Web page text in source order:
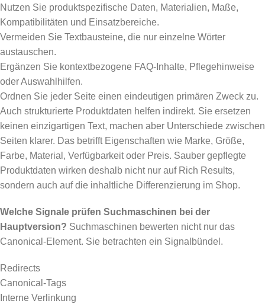
Nutzen Sie produktspezifische Daten, Materialien, Maße,
Kompatibilitäten und Einsatzbereiche.
Vermeiden Sie Textbausteine, die nur einzelne Wörter
austauschen.
Ergänzen Sie kontextbezogene FAQ-Inhalte, Pflegehinweise
oder Auswahlhilfen.
Ordnen Sie jeder Seite einen eindeutigen primären Zweck zu.
Auch strukturierte Produktdaten helfen indirekt. Sie ersetzen
keinen einzigartigen Text, machen aber Unterschiede zwischen
Seiten klarer. Das betrifft Eigenschaften wie Marke, Größe,
Farbe, Material, Verfügbarkeit oder Preis. Sauber gepflegte
Produktdaten wirken deshalb nicht nur auf Rich Results,
sondern auch auf die inhaltliche Differenzierung im Shop.
Welche Signale prüfen Suchmaschinen bei der
Hauptversion? Suchmaschinen bewerten nicht nur das
Canonical-Element. Sie betrachten ein Signalbündel.
Redirects
Canonical-Tags
Interne Verlinkung